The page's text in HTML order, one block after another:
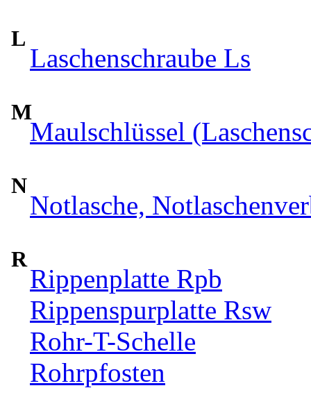
L
Laschenschraube Ls
M
Maulschlüssel
N
Notlasche,
R
Rippenplatte Rpb
Rippenspurplatte Rsw
Rohr-T-Schelle
Rohrpfosten